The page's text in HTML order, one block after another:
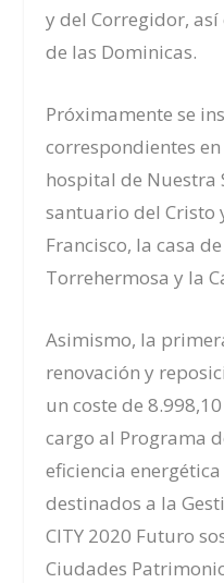
y del Corregidor,
de las Dominicas.
Próximamente se
correspondientes
hospital de Nuestra
santuario del Cristo
Francisco, la casa
Torrehermosa y la
Asimismo, la
renovación y
un coste de
cargo al Programa
eficiencia
destinados a la
CITY 2020 Futuro
Ciudades